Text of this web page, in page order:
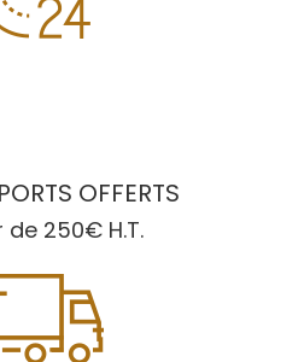
OFFERTS
250€ H.T.